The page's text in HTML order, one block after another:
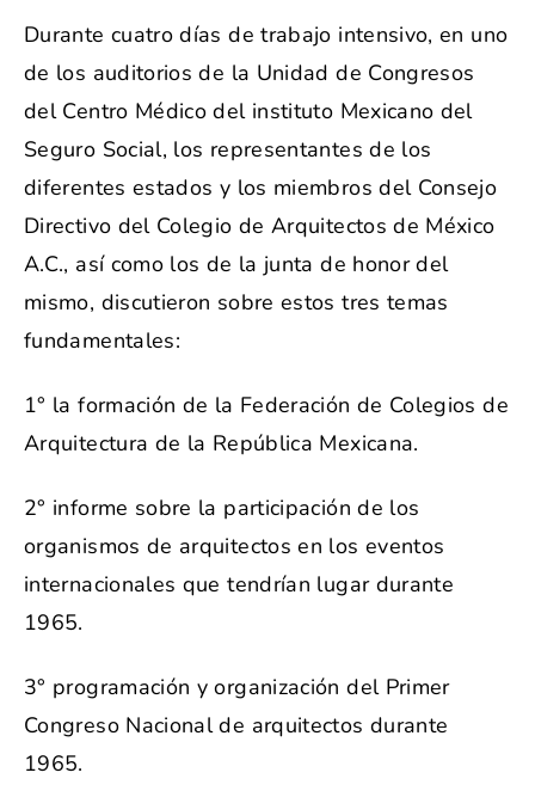
Durante cuatro días de trabajo intensivo, en uno
de los auditorios de la Unidad de Congresos
del Centro Médico del instituto Mexicano del
Seguro Social, los representantes de los
diferentes estados y los miembros del Consejo
Directivo del Colegio de Arquitectos de México
A.C., así como los de la junta de honor del
mismo, discutieron sobre estos tres temas
fundamentales:
1° la formación de la Federación de Colegios de
Arquitectura de la República Mexicana.
2° informe sobre la participación de los
organismos de arquitectos en los eventos
internacionales que tendrían lugar durante
1965.
3° programación y organización del Primer
Congreso Nacional de arquitectos durante
1965.